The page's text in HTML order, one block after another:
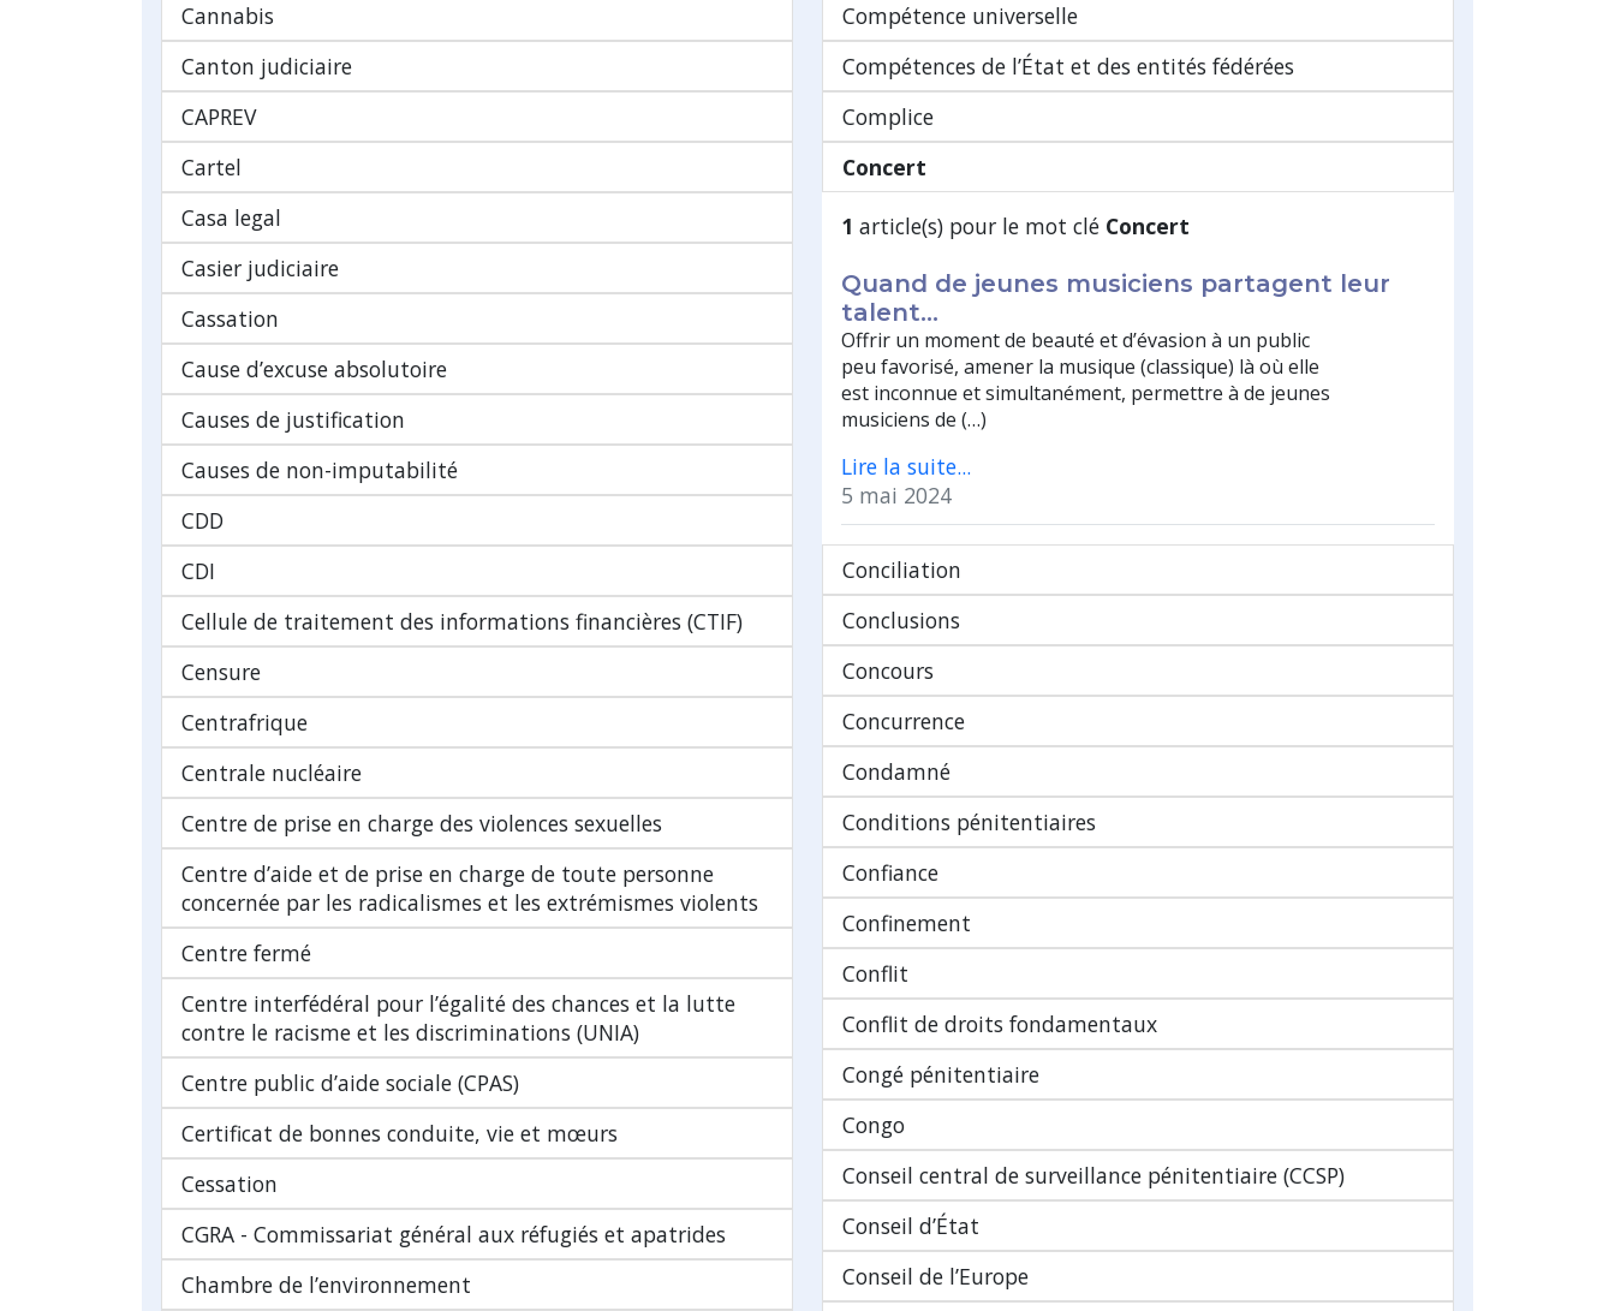
Cannabis
Canton judiciaire
CAPREV
Cartel
Casa legal
Casier judiciaire
Cassation
Cause d’excuse absolutoire
Causes de justification
Causes de non-imputabilité
CDD
CDI
Cellule de traitement des informations financières (CTIF)
Censure
Centrafrique
Centrale nucléaire
Centre de prise en charge des violences sexuelles
Centre d’aide et de prise en charge de toute personne
concernée par les radicalismes et les extrémismes violents
Centre fermé
Centre interfédéral pour l’égalité des chances et la lutte
contre le racisme et les discriminations (UNIA)
Centre public d’aide sociale (CPAS)
Certificat de bonnes conduite, vie et mœurs
Cessation
CGRA - Commissariat général aux réfugiés et apatrides
Chambre de l’environnement
Compétence universelle
Compétences de l’État et des entités fédérées
Complice
Concert
1 article(s) pour le mot clé Concert
Quand de jeunes musiciens partagent leur
talent...
Offrir un moment de beauté et d’évasion à un public
peu favorisé, amener la musique (classique) là où elle
est inconnue et simultanément, permettre à de jeunes
musiciens de (…)
Lire la suite...
5 mai 2024
Conciliation
Conclusions
Concours
Concurrence
Condamné
Conditions pénitentiaires
Confiance
Confinement
Conflit
Conflit de droits fondamentaux
Congé pénitentiaire
Congo
Conseil central de surveillance pénitentiaire (CCSP)
Conseil d’État
Conseil de l’Europe